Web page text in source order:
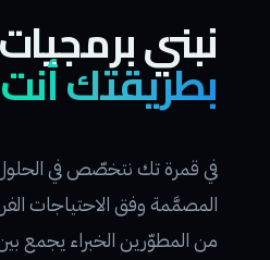
نبني
بطريقتك أنت
في قمرة تك نتخصّص في
المصمَّمة وفق الاحتياجات
من المطوّرين الخبراء يجمع